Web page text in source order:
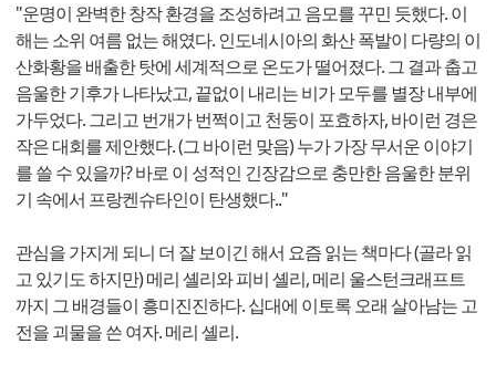
"운명이 완벽한 창작 환경을 조성하려고 음모를 꾸민 듯했다. 이
해는 소위 여름 없는 해였다. 인도네시아의 화산 폭발이 다량의 이
산화황을 배출한 탓에 세계적으로 온도가 떨어졌다. 그 결과 춥고
음울한 기후가 나타났고, 끝없이 내리는 비가 모두를 별장 내부에
가두었다. 그리고 번개가 번쩍이고 천둥이 포효하자, 바이런 경은
작은 대회를 제안했다. (그 바이런 맞음) 누가 가장 무서운 이야기
를 쓸 수 있을까? 바로 이 성적인 긴장감으로 충만한 음울한 분위
기 속에서 프랑켄슈타인이 탄생했다.."
관심을 가지게 되니 더 잘 보이긴 해서 요즘 읽는 책마다 (골라 읽
고 있기도 하지만) 메리 셸리와 피비 셸리, 메리 울스턴크래프트
까지 그 배경들이 흥미진진하다. 십대에 이토록 오래 살아남는 고
전을 괴물을 쓴 여자. 메리 셸리.